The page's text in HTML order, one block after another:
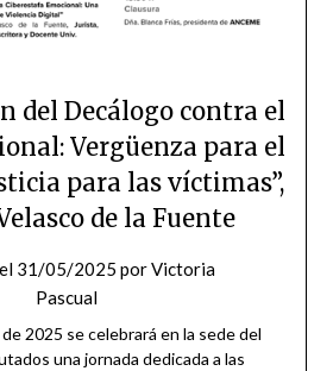
del Decálogo contra el
Vergüenza para el
para las víctimas”,
de la Fuente
31/05/2025 porVictoria
Pascual
2025 se celebrará en la sede del
una jornada dedicada a las